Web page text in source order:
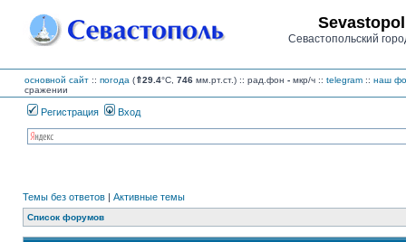
Севастопольский
основной сайт :: погода (⇑29.4°C, 746 мм.рт.ст.) :: рад.фон - мкр/ч :: telegram :: наш
сражении
Регистрация Вход
Темы без ответов | Активные темы
Список форумов